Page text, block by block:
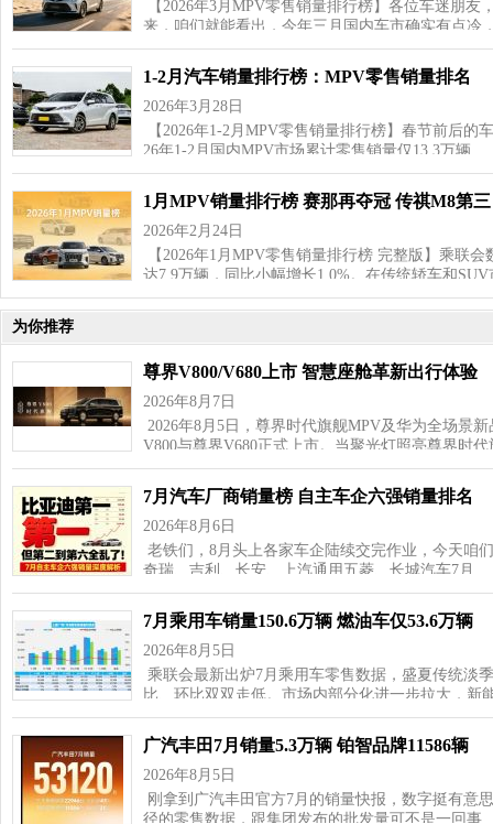
【2026年3月MPV零售销量排行榜】各位车迷朋
来，咱们就能看出，今年三月国内车市确实有点冷
1-2月汽车销量排行榜：MPV零售销量排名
2026年3月28日
【2026年1-2月MPV零售销量排行榜】春节前后的
26年1-2月国内MPV市场累计零售销量仅13.3万辆…
1月MPV销量排行榜 赛那再夺冠 传祺M8第三
2026年2月24日
【2026年1月MPV零售销量排行榜 完整版】乘联
达7.9万辆，同比小幅增长1.0%。在传统轿车和
为你推荐
尊界V800/V680上市 智慧座舱革新出行体验
2026年8月7日
2026年8月5日，尊界时代旗舰MPV及华为全场景
V800与尊界V680正式上市。当聚光灯照亮尊界时
7月汽车厂商销量榜 自主车企六强销量排名
2026年8月6日
老铁们，8月头上各家车企陆续交完作业，今天
奇瑞、吉利、长安、上汽通用五菱、长城汽车7月…
7月乘用车销量150.6万辆 燃油车仅53.6万辆
2026年8月5日
乘联会最新出炉7月乘用车零售数据，盛夏传统淡
比、环比双双走低。市场内部分化进一步拉大，新
广汽丰田7月销量5.3万辆 铂智品牌11586辆
2026年8月5日
刚拿到广汽丰田官方7月的销量快报，数字挺有
径的零售数据，跟集团发布的批发量可不是一回事